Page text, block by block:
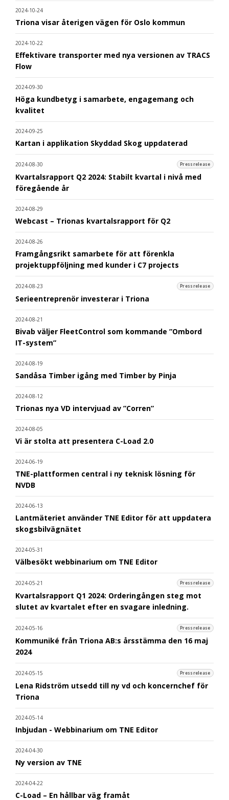
2024-10-24
Triona visar återigen vägen för Oslo kommun
2024-10-22
Effektivare transporter med nya versionen av TRACS
Flow
2024-09-30
Höga kundbetyg i samarbete, engagemang och
kvalitet
2024-09-25
Kartan i applikation Skyddad Skog uppdaterad
2024-08-30 Pressrelease
Kvartalsrapport Q2 2024: Stabilt kvartal i nivå med
föregående år
2024-08-29
Webcast – Trionas kvartalsrapport för Q2
2024-08-26
Framgångsrikt samarbete för att förenkla
projektuppföljning med kunder i C7 projects
2024-08-23 Pressrelease
Serieentreprenör investerar i Triona
2024-08-21
Bivab väljer FleetControl som kommande ”Ombord
IT-system”
2024-08-19
Sandåsa Timber igång med Timber by Pinja
2024-08-12
Trionas nya VD intervjuad av ”Corren”
2024-08-05
Vi är stolta att presentera C-Load 2.0
2024-06-19
TNE-plattformen central i ny teknisk lösning för
NVDB
2024-06-13
Lantmäteriet använder TNE Editor för att uppdatera
skogsbilvägnätet
2024-05-31
Välbesökt webbinarium om TNE Editor
2024-05-21 Pressrelease
Kvartalsrapport Q1 2024: Orderingången steg mot
slutet av kvartalet efter en svagare inledning.
2024-05-16 Pressrelease
Kommuniké från Triona AB:s årsstämma den 16 maj
2024
2024-05-15 Pressrelease
Lena Ridström utsedd till ny vd och koncernchef för
Triona
2024-05-14
Inbjudan - Webbinarium om TNE Editor
2024-04-30
Ny version av TNE
2024-04-22
C-Load – En hållbar väg framåt